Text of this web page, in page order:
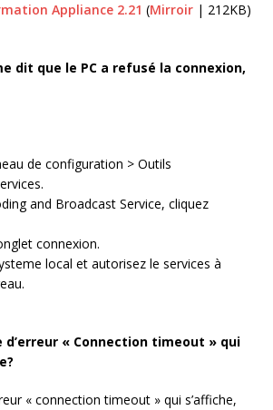
Appliance 2.21 (Mirroir | 212KB)
dit que le PC a refusé la connexion,
de configuration > Outils
and Broadcast Service, cliquez
connexion.
local et autorisez le services à
d’erreur « Connection timeout » qui
« connection timeout » qui s’affiche,